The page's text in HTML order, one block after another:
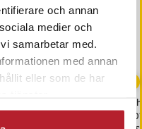
och annan
medier och
samarbetar med.
med annan
eller som de har
38